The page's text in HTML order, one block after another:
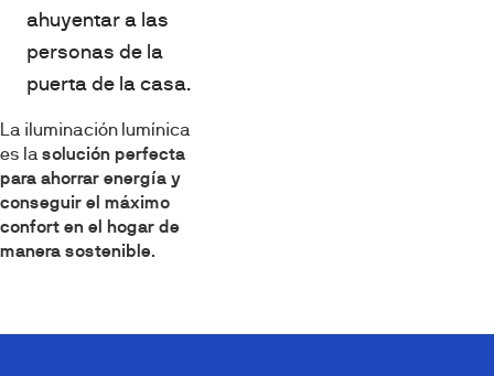
ahuyentar a las
personas de la
puerta de la casa.
La iluminación lumínica
es lasolución perfecta
para ahorrar energía y
conseguir el máximo
confort en el hogar de
manera sostenible.